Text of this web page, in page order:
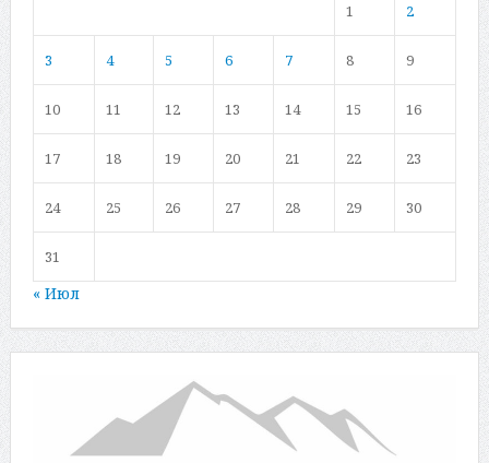
1 2
3 4 5 6 7 8 9
10 11 12 13 14 15 16
17 18 19 20 21 22 23
24 25 26 27 28 29 30
31
« Июл